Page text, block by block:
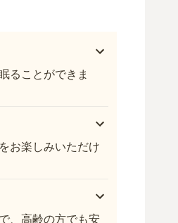
ることができま
お楽しみいただけ
、高齢の方でも安